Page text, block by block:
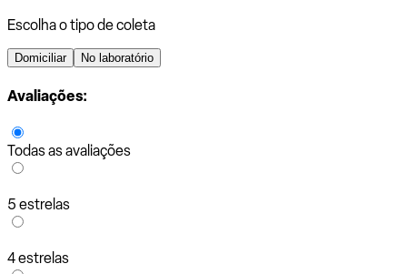
Escolha o tipo de coleta
Domiciliar No laboratório
Avaliações:
Todas as avaliações
5 estrelas
4 estrelas